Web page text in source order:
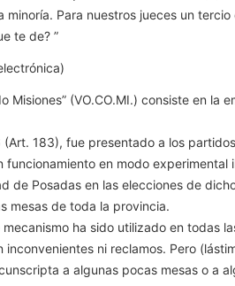
minoría. Para nuestros jueces un
te de? ”
Misiones” (VO.CO.MI.) consiste en la
183), fue presentado a los
en modo experimental
de Posadas en las elecciones de
mesas de toda la provincia.
ha sido utilizado en todas
ni reclamos. Pero
a algunas pocas mesas o a